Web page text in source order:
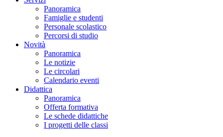
Panoramica
Famiglie e studenti
Personale scolastico
Percorsi di studio
Novità
Panoramica
Le notizie
Le circolari
Calendario eventi
Didattica
Panoramica
Offerta formativa
Le schede didattiche
I progetti delle classi